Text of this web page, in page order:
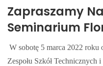
Zapraszamy
Seminarium
W sobotę 5 marca 2022
Zespołu Szkół Technicznych